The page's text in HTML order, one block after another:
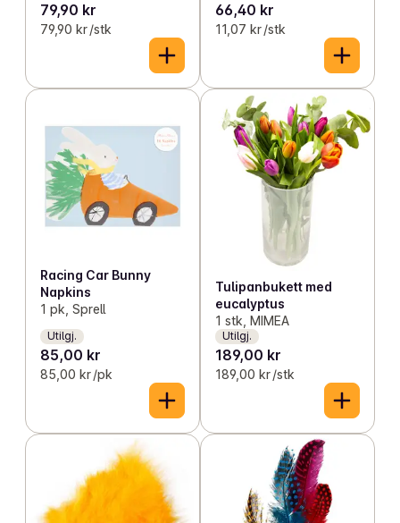
79,90 kr
79,90 kr /stk
66,40 kr
11,07 kr /stk
Racing Car Bunny
Napkins
1 pk, Sprell
Utilgj.
85,00 kr
85,00 kr /pk
Tulipanbukett med
eucalyptus
1 stk, MIMEA
Utilgj.
189,00 kr
189,00 kr /stk